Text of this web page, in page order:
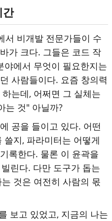
서 비개발 전문가들이 수
가 크다. 그들은 코드 작
야에서 무엇이 필요한지는
사람들이다. 요즘 창의력
는데, 어쩌면 그 실체는
는 것" 아닐까?
공을 들이고 있다. 어떤
쓸지, 파라미터는 어떻게
록한다. 물론 이 윤곽을
린다. 다만 도구가 돕는
것은 여전히 사람의 몫
보고 있었고, 지금의 나는